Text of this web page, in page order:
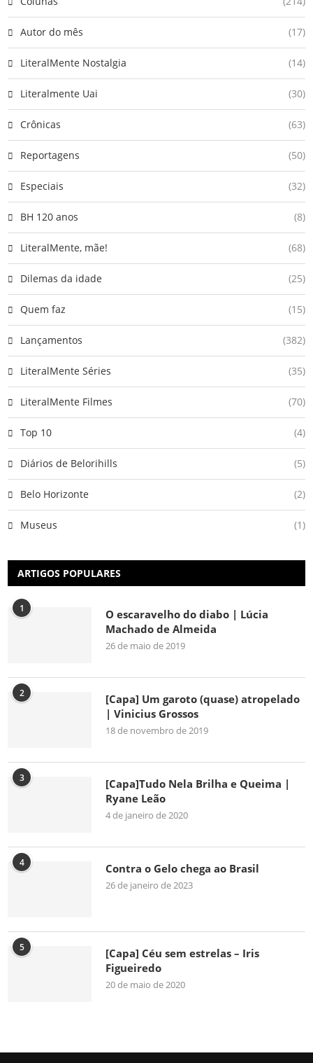
Autor do mês (17)
LiteralMente Nostalgia (14)
Literalmente Uai (30)
Crônicas (63)
Reportagens (50)
Especiais (32)
BH 120 anos (8)
LiteralMente, mãe! (68)
Dilemas da idade (25)
Quem faz (15)
Lançamentos (382)
LiteralMente Séries (35)
LiteralMente Filmes (70)
Top 10 (4)
Diários de Belorihills (5)
Belo Horizonte (2)
Museus (1)
ARTIGOS POPULARES
1
O escaravelho do diabo | Lúcia
Machado de Almeida
26 de maio de 2019
2
[Capa] Um garoto (quase) atropelado
| Vinicius Grossos
18 de novembro de 2019
3
[Capa]Tudo Nela Brilha e Queima |
Ryane Leão
4 de janeiro de 2020
4 Contra o Gelo chega ao Brasil
26 de janeiro de 2023
5
[Capa] Céu sem estrelas – Iris
Figueiredo
20 de maio de 2020